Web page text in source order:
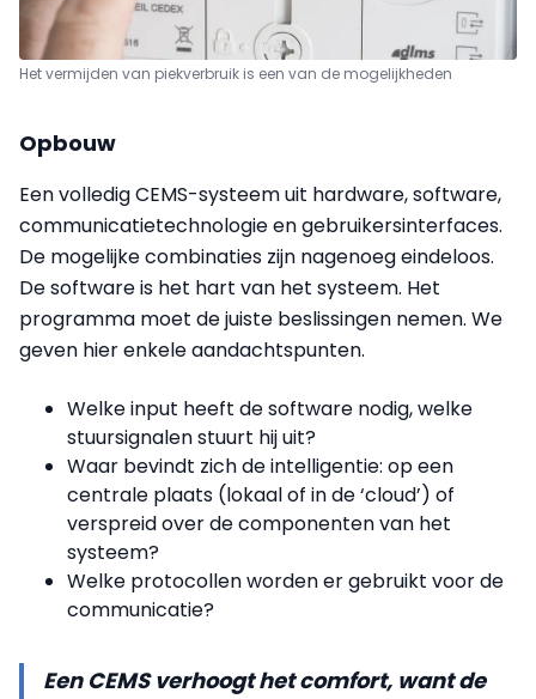
Het vermijden van piekverbruik is een van de mogelijkheden
Opbouw
Een volledig CEMS-systeem uit hardware, software,
communicatietechnologie en gebruikersinterfaces.
De mogelijke combinaties zijn nagenoeg eindeloos.
De software is het hart van het systeem. Het
programma moet de juiste beslissingen nemen. We
geven hier enkele aandachtspunten.
Welke input heeft de software nodig, welke
stuursignalen stuurt hij uit?
Waar bevindt zich de intelligentie: op een
centrale plaats (lokaal of in de ‘cloud’) of
verspreid over de componenten van het
systeem?
Welke protocollen worden er gebruikt voor de
communicatie?
Een CEMS verhoogt het comfort, want de